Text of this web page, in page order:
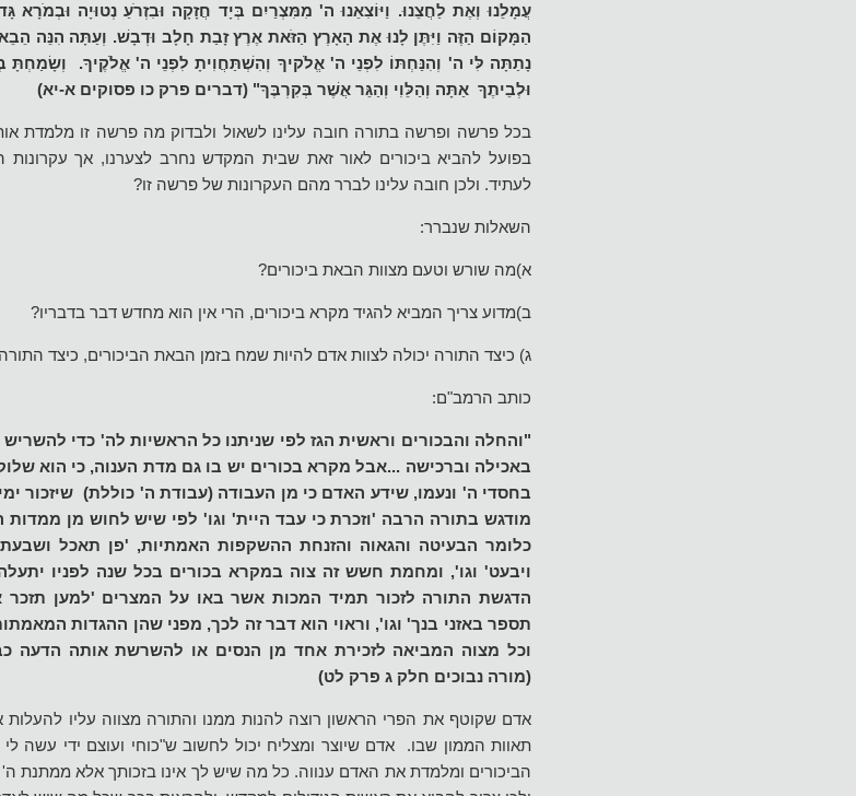
עֲמָלֵנוּ וְאֶת לַחֲצֵנוּ. וַיּוֹצִאֵנוּ ה' מִמִּצְרַיִם בְּיָד חֲזָקָה וּבִזְרֹעַ נְטוּיָה וּבְמֹרָא
הַמָּקוֹם הַזֶּה וַיִּתֶּן לָנוּ אֶת הָאָרֶץ הַזֹּאת אֶרֶץ זָבַת חָלָב וּדְבָשׁ. וְעַתָּה הִנֵּה
נָתַתָּה לִּי ה' וְהִנַּחְתּוֹ לִפְנֵי ה' אֱלֹקיךָ וְהִשְׁתַּחֲוִיתָ לִפְנֵי ה' אֱלֹקֶיךָ. וְשָׂמַחְתָּ
וּלְבֵיתֶךָ אַתָּה וְהַלֵּוִי וְהַגֵּר אֲשֶׁר בְּקִרְבֶּךָ" (דברים פרק כו פסוקים א-יא)
בכל פרשה ופרשה בתורה חובה עלינו לשאול ולבדוק מה פרשה זו מלמדת
בפועל להביא ביכורים לאור זאת שבית המקדש נחרב לצערנו, אך
לעתיד. ולכן חובה עלינו לברר מהם העקרונות של פרשה זו?
השאלות שנברר:
א)מה שורש וטעם מצוות הבאת ביכורים?
ב)מדוע צריך המביא להגיד מקרא ביכורים, הרי אין הוא מחדש דבר בדבריו?
ג) כיצד התורה יכולה לצוות אדם להיות שמח בזמן הבאת הביכורים, כיצד
כותב הרמב"ם:
"והחלה והבכורים וראשית הגז לפי שניתנו כל הראשיות לה' כדי
באכילה וברכישה ...אבל מקרא בכורים יש בו גם מדת הענוה, כי הוא
בחסדי ה' ונעמו, שידע האדם כי מן העבודה (עבודת ה' כוללת) שיזכור ימי
מודגש בתורה הרבה 'וזכרת כי עבד היית' וגו' לפי שיש לחוש מן ממדות
כלומר הבעיטה והגאוה והזנחת ההשקפות האמתיות, 'פן תאכל ושבעת
ויבעט' וגו', ומחמת חשש זה צוה במקרא בכורים בכל שנה לפניו
הדגשת התורה לזכור תמיד המכות אשר באו על המצרים 'למען תזכר
תספר באזני בנך' וגו', וראוי הוא דבר זה לכך, מפני שהן ההגדות
וכל מצוה המביאה לזכירת אחד מן הנסים או להשרשת אותה הדעה
(מורה נבוכים חלק ג פרק לט)
אדם שקוטף את הפרי הראשון רוצה להנות ממנו והתורה מצווה עליו להעלות
תאוות הממון שבו. אדם שיוצר ומצליח יכול לחשוב ש"כוחי ועוצם ידי עשה
הביכורים ומלמדת את האדם ענווה. כל מה שיש לך אינו בזכותך אלא ממתנת